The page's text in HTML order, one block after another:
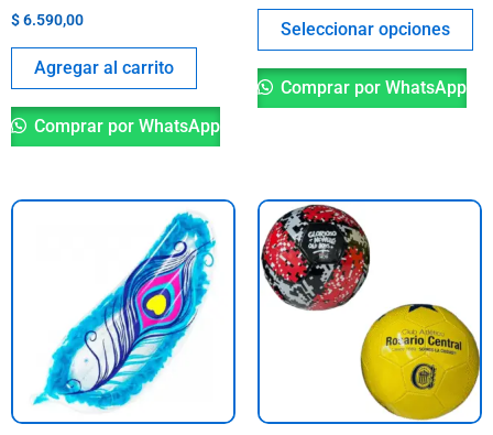
$6.590,00
Agregar al carrito
Comprar por WhatsApp
Seleccionar opciones
Comprar por WhatsApp
se